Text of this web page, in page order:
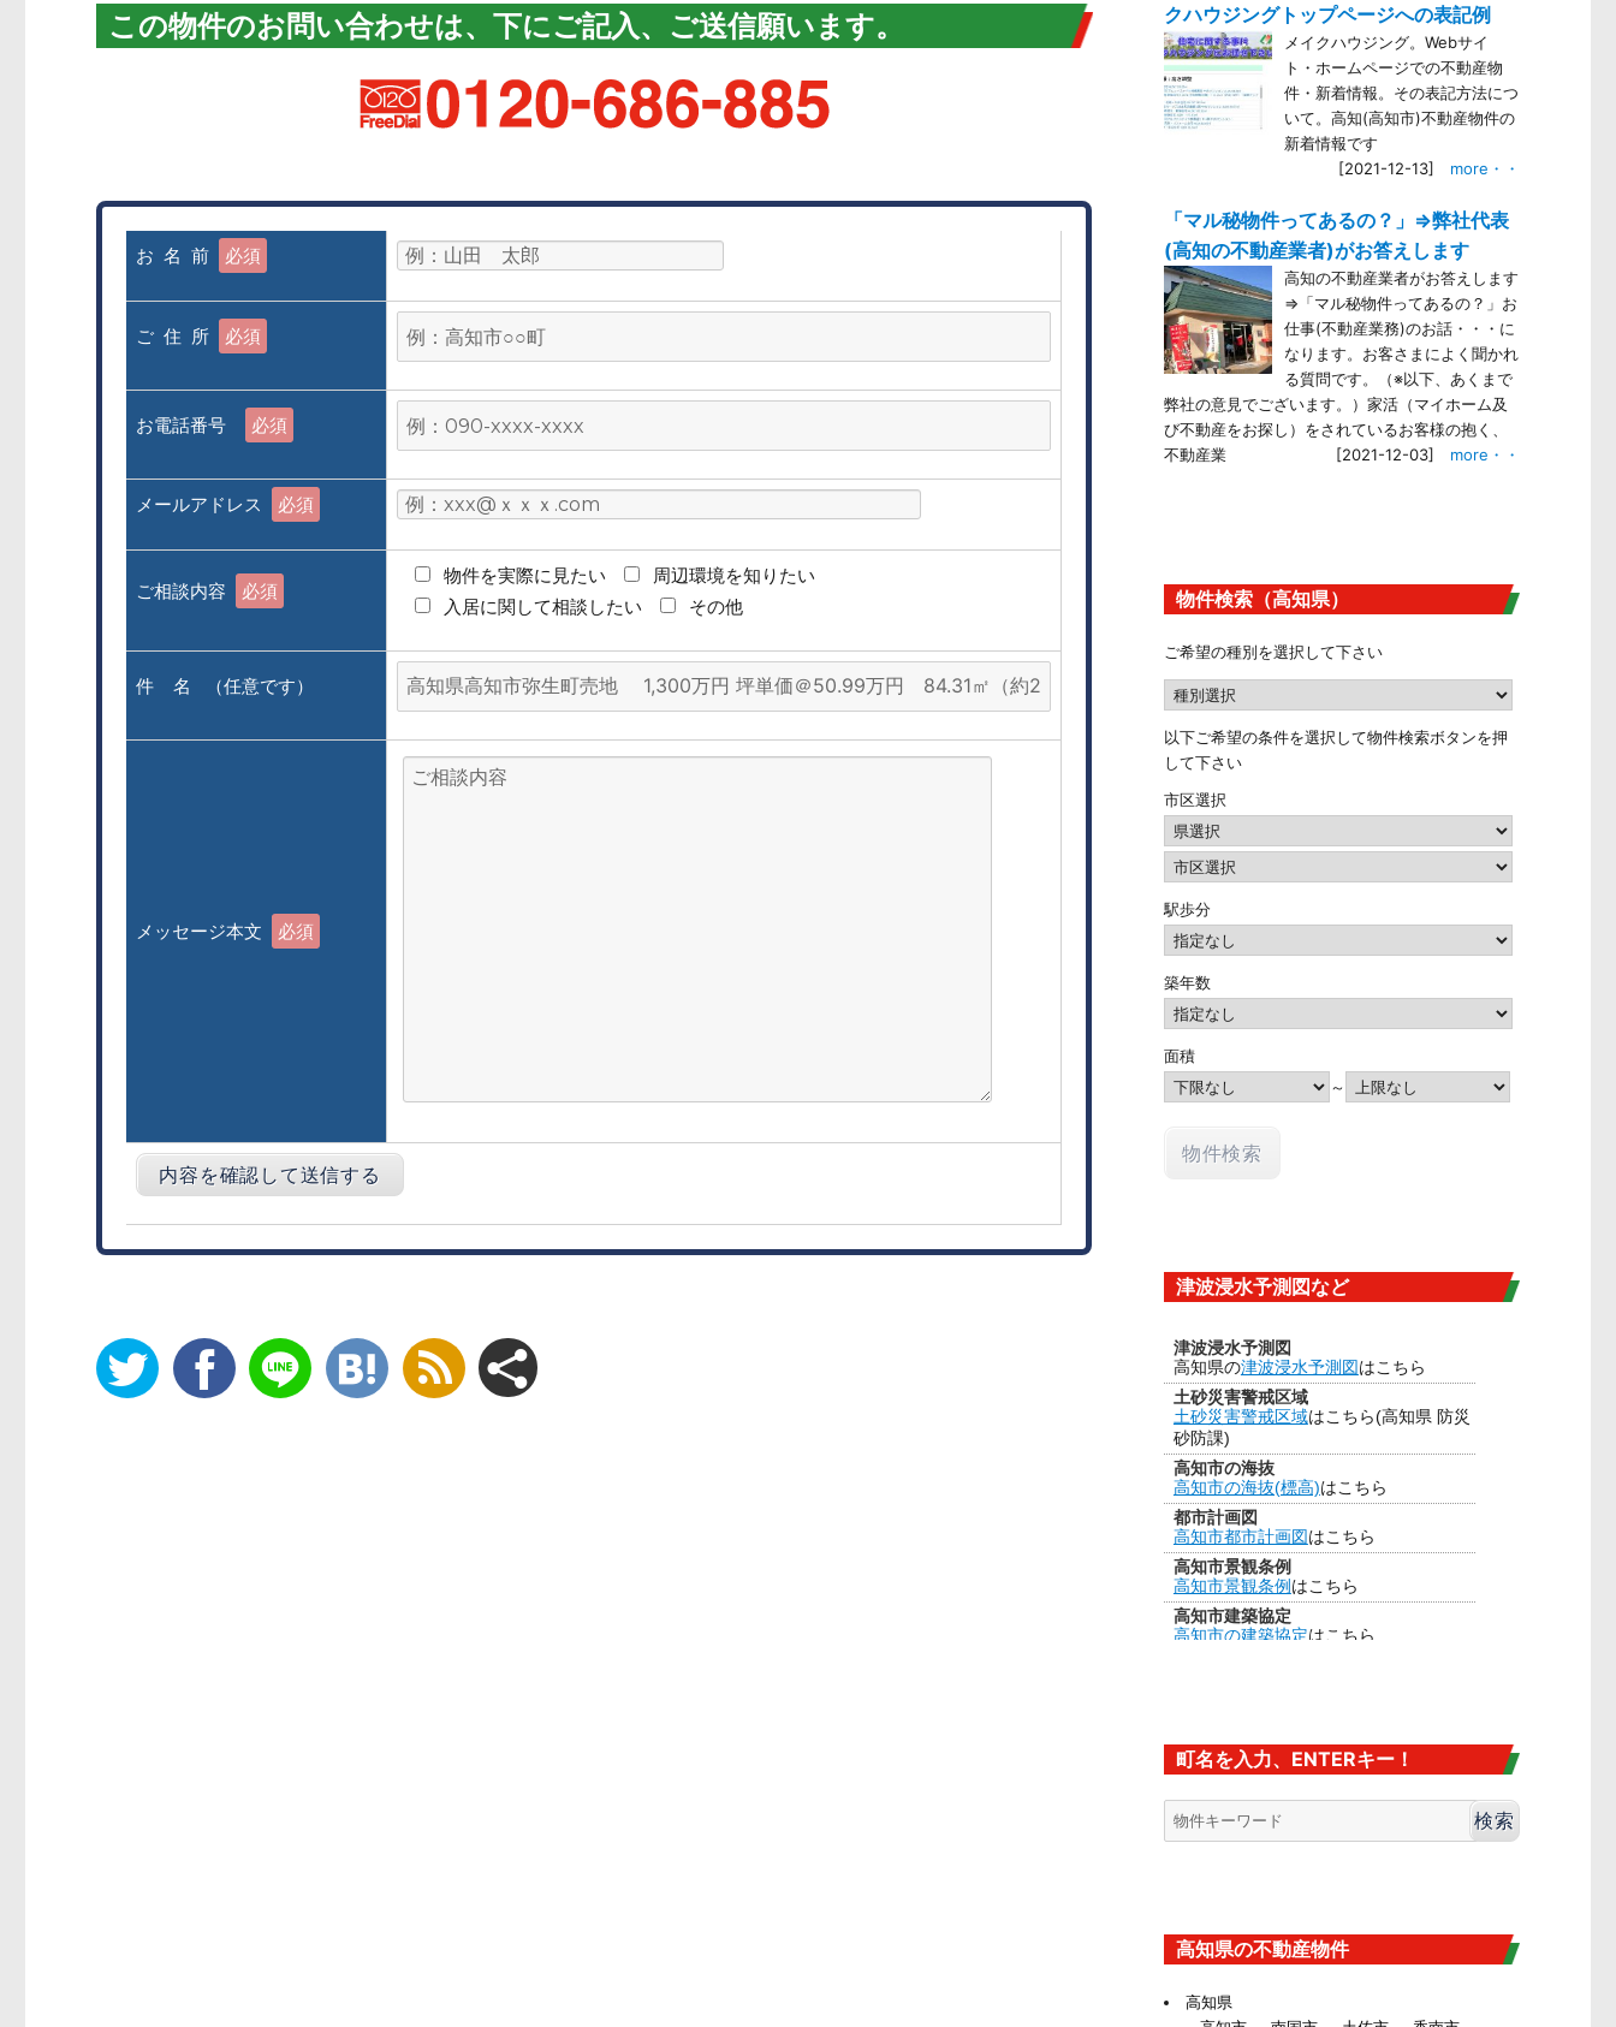
この物件のお問い合わせは、下にご記入、ご送信願います。
お 名 前 必須
ご 住 所 必須
お電話番号 必須
メールアドレス 必須
ご相談内容 必須
物件を実際に見たい
周辺環境を知りたい
入居に関して相談したい
その他
件 名 （任意です）
メッセージ本文 必須
クハウジングトップページへの表記例
メイクハウジング。Webサイ
ト・ホームページでの不動産物
件・新着情報。その表記方法につ
いて。高知(高知市)不動産物件の
新着情報です
[2021-12-13] more・・
「マル秘物件ってあるの？」⇒弊社代表
(高知の不動産業者)がお答えします
高知の不動産業者がお答えします
⇒「マル秘物件ってあるの？」お
仕事(不動産業務)のお話・・・に
なります。お客さまによく聞かれ
る質問です。（※以下、あくまで
弊社の意見でございます。）家活（マイホーム及
び不動産をお探し）をされているお客様の抱く、
不動産業
[2021-12-03] more・・
物件検索（高知県）
ご希望の種別を選択して下さい
以下ご希望の条件を選択して物件検索ボタンを押
して下さい
市区選択
駅歩分
築年数
面積
～
津波浸水予測図など
津波浸水予測図
高知県の津波浸水予測図はこちら
土砂災害警戒区域
土砂災害警戒区域はこちら(高知県 防災
砂防課)
高知市の海抜
高知市の海抜(標高)はこちら
都市計画図
高知市都市計画図はこちら
高知市景観条例
高知市景観条例 はこちら
高知市建築協定
高知市の建築協定はこちら
香南市の海抜（標高）はこちら
高知市大規模盛土造成地マップはこち
ら
町名を入力、ENTERキー！
高知県の不動産物件
高知県